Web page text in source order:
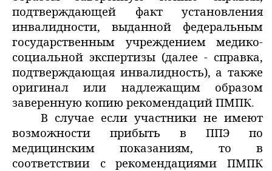
подтверждающей факт установления
инвалидности, выданной федеральным
государственным учреждением медико-
социальной экспертизы (далее - справка,
подтверждающая инвалидность), а также
оригинал или надлежащим образом
заверенную копию рекомендаций ПМПК.
В случае если участники не имеют
возможности прибыть в ППЭ по
медицинским показаниям, то в
соответствии с рекомендациями ПМПК